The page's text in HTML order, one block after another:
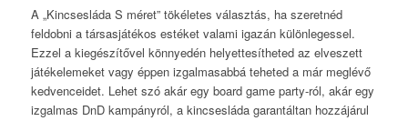
A „Kincsesláda S méret” tökéletes választás, ha szeretnéd
feldobni a társasjátékos estéket valami igazán különlegessel.
Ezzel a kiegészítővel könnyedén helyettesítheted az elveszett
játékelemeket vagy éppen izgalmasabbá teheted a már meglévő
kedvenceidet. Lehet szó akár egy board game party-ról, akár egy
izgalmas DnD kampányról, a kincsesláda garantáltan hozzájárul